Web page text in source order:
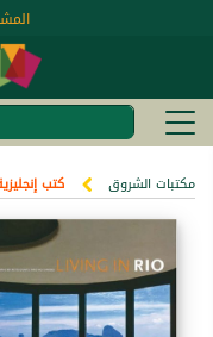
مكتبات الشروق كتب